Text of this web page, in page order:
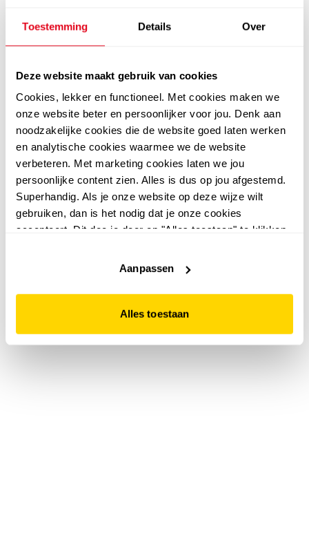
Toestemming Details Over
Deze website maakt gebruik van cookies
Cookies, lekker en functioneel. Met cookies maken we
onze website beter en persoonlijker voor jou. Denk aan
noodzakelijke cookies die de website goed laten werken
en analytische cookies waarmee we de website
verbeteren. Met marketing cookies laten we jou
persoonlijke content zien. Alles is dus op jou afgestemd.
Superhandig. Als je onze website op deze wijze wilt
gebruiken, dan is het nodig dat je onze cookies
accepteert. Dit doe je door op "Alles toestaan" te klikken.
website niet optimaal functioneert.
Aanpassen
Alles toestaan